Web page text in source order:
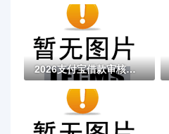
2026支付宝借款审核不通过，差2千元就选这8...